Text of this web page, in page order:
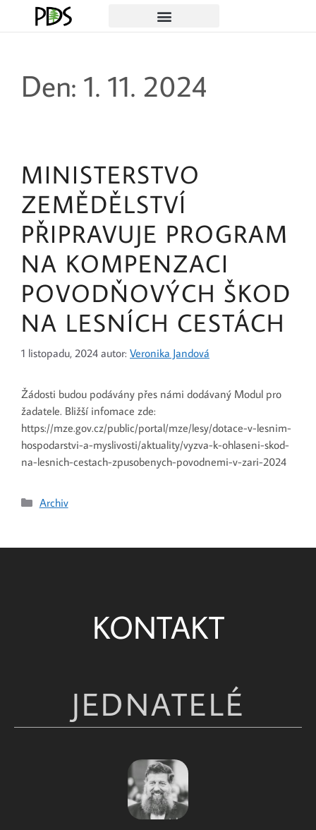
Den: 1. 11. 2024
MINISTERSTVO
ZEMĚDĚLSTVÍ
PŘIPRAVUJE PROGRAM
NA KOMPENZACI
POVODŇOVÝCH ŠKOD
NA LESNÍCH CESTÁCH
1 listopadu, 2024 autor: Veronika Jandová
Žádosti budou podávány přes námi dodávaný Modul pro
žadatele. Bližší infomace zde:
https://mze.gov.cz/public/portal/mze/lesy/dotace-v-lesnim-
hospodarstvi-a-myslivosti/aktuality/vyzva-k-ohlaseni-skod-
na-lesnich-cestach-zpusobenych-povodnemi-v-zari-2024
Archiv
KONTAKT
JEDNATELÉ